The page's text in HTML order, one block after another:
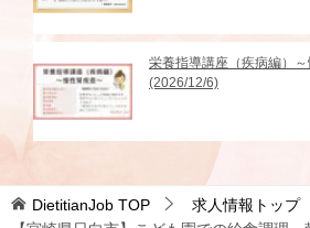
栄養指導講座（疾病編）
(2026/12/6)
DietitianJob TOP
求人情報トップ